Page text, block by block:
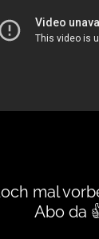
mal
Abo da